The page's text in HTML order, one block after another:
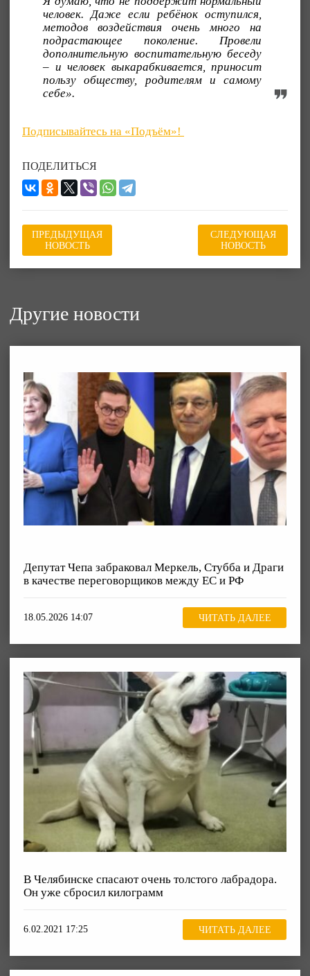
человек. Даже если ребёнок оступился,
методов воздействия очень много на
подрастающее поколение. Провели
дополнительную воспитательную беседу
– и человек выкарабкивается, приносит
пользу обществу, родителям и самому
себе».
Подписывайтесь на «Подъём»!
ПОДЕЛИТЬСЯ
ПРЕДЫДУЩАЯ
НОВОСТЬ
СЛЕДУЮЩАЯ
НОВОСТЬ
Другие новости
Депутат Чепа забраковал Меркель, Стубба и Драги
в качестве переговорщиков между ЕС и РФ
18.05.2026 14:07 ЧИТАТЬ ДАЛЕЕ
В Челябинске спасают очень толстого лабрадора.
Он уже сбросил килограмм
6.02.2021 17:25 ЧИТАТЬ ДАЛЕЕ